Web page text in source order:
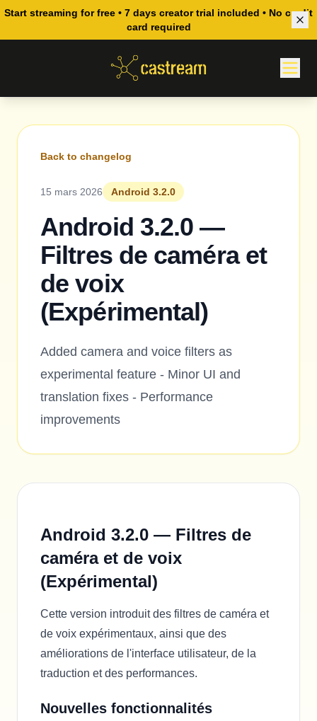
Start streaming for free • 7 days creator trial included • No credit
card required
Back to changelog
15 mars 2026 Android 3.2.0
Android 3.2.0 —
Filtres de caméra et
de voix
(Expérimental)
Added camera and voice filters as
experimental feature - Minor UI and
translation fixes - Performance
improvements
Android 3.2.0 — Filtres de
caméra et de voix
(Expérimental)
Cette version introduit des filtres de caméra et
de voix expérimentaux, ainsi que des
améliorations de l'interface utilisateur, de la
traduction et des performances.
Nouvelles fonctionnalités